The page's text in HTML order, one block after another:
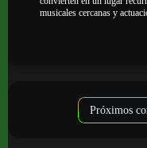
musicales cercanas y
Próximos